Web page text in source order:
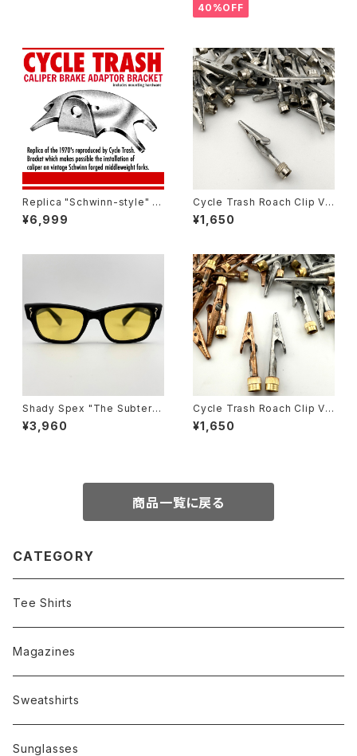
40%OFF
Replica "Schwinn-style" C
aliper Brake adaptor Brack
et
¥6,999
Cycle Trash Roach Clip Val
ve Cap ver.2, zinc
¥1,650
Shady Spex "The Subterra
nean Homesick" sunglass
es, Shiny Black w/polarize
¥3,960
Cycle Trash Roach Clip Val
ve Cap
¥1,650
商品一覧に戻る
CATEGORY
Tee Shirts
Magazines
Sweatshirts
Sunglasses